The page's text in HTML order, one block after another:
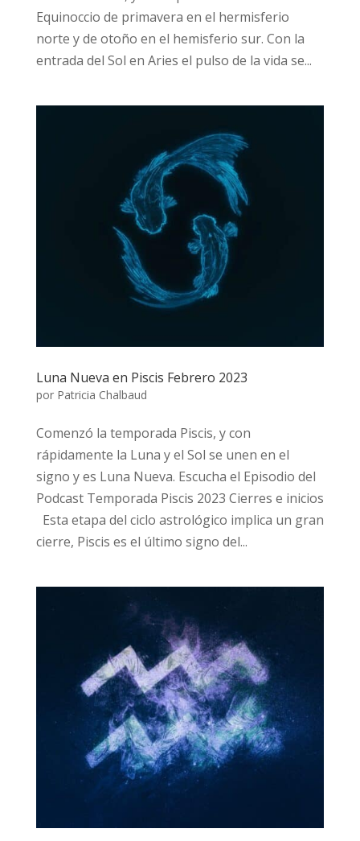
Equinoccio de primavera en el hermisferio
norte y de otoño en el hemisferio sur. Con la
entrada del Sol en Aries el pulso de la vida se...
Luna Nueva en Piscis Febrero 2023
por Patricia Chalbaud
Comenzó la temporada Piscis, y con
rápidamente la Luna y el Sol se unen en el
signo y es Luna Nueva. Escucha el Episodio del
Podcast Temporada Piscis 2023 Cierres e inicios
Esta etapa del ciclo astrológico implica un gran
cierre, Piscis es el último signo del...